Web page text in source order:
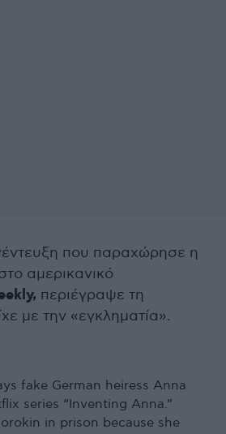
που παραχώρησε η
αμερικανικό
περιέγραψε τη
με την «εγκληματία».
fake German heiress Anna
series “Inventing Anna.”
in prison because she